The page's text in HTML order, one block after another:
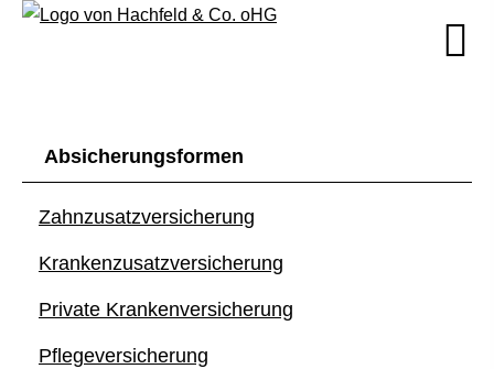
Absicherungsformen
Zahn­zu­satz­ver­si­che­rung
Kranken­zusatz­ver­si­che­rung
Private Kranken­ver­si­che­rung
Pflege­ver­si­che­rung